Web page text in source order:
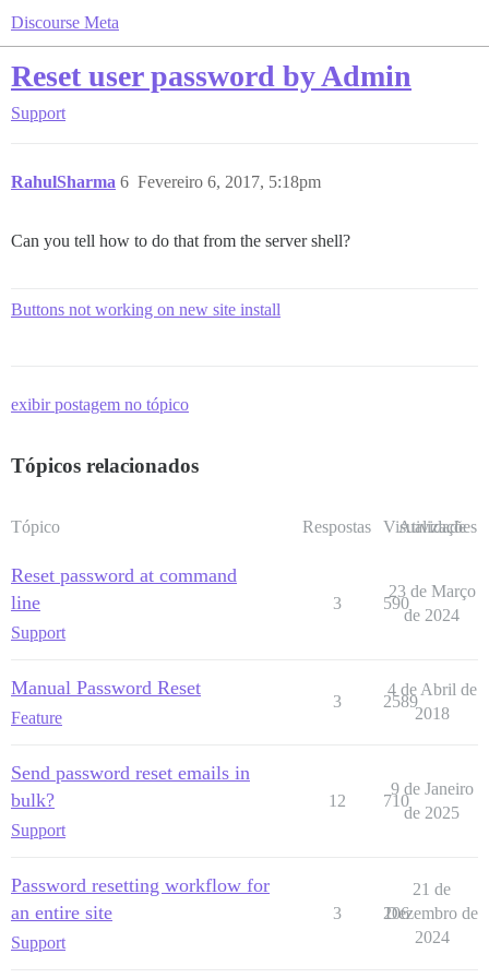
Discourse Meta
Reset user password by Admin
Support
RahulSharma Fevereiro 6, 2017, 5:18pm
6
Can you tell how to do that from the server shell?
Buttons not working on new site install
exibir postagem no tópico
Tópicos relacionados
Tópico Respostas Visualizações
Atividade
Reset password at command
line
Support
3 590
23 de Março
de 2024
Manual Password Reset
Feature
3 2589
4 de Abril de
2018
Send password reset emails in
bulk?
Support
12 710
9 de Janeiro
de 2025
Password resetting workflow for
an entire site
Support
3 206
21 de
Dezembro de
2024